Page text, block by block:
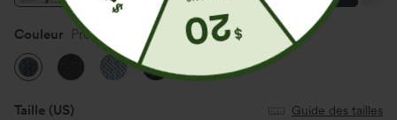
Couleur Profound Blue Denim
Taille (US) Guide des tailles